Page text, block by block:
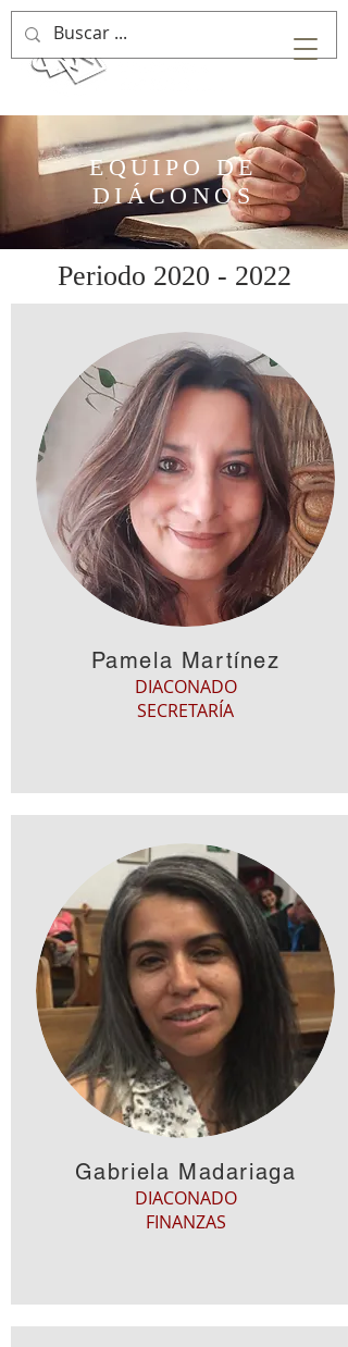
EQUIPO DE
DIÁCONOS
Periodo 2020 - 2022
Pamela Martínez
DIACONADO
SECRETARÍA
Gabriela Madariaga
DIACONADO
FINANZAS